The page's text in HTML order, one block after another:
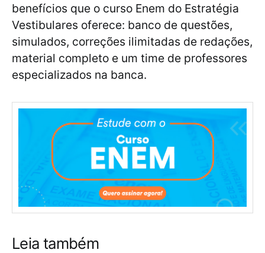
benefícios que o curso Enem do Estratégia
Vestibulares oferece: banco de questões,
simulados, correções ilimitadas de redações,
material completo e um time de professores
especializados na banca.
Leia também